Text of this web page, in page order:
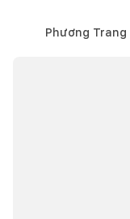
Phương Trang